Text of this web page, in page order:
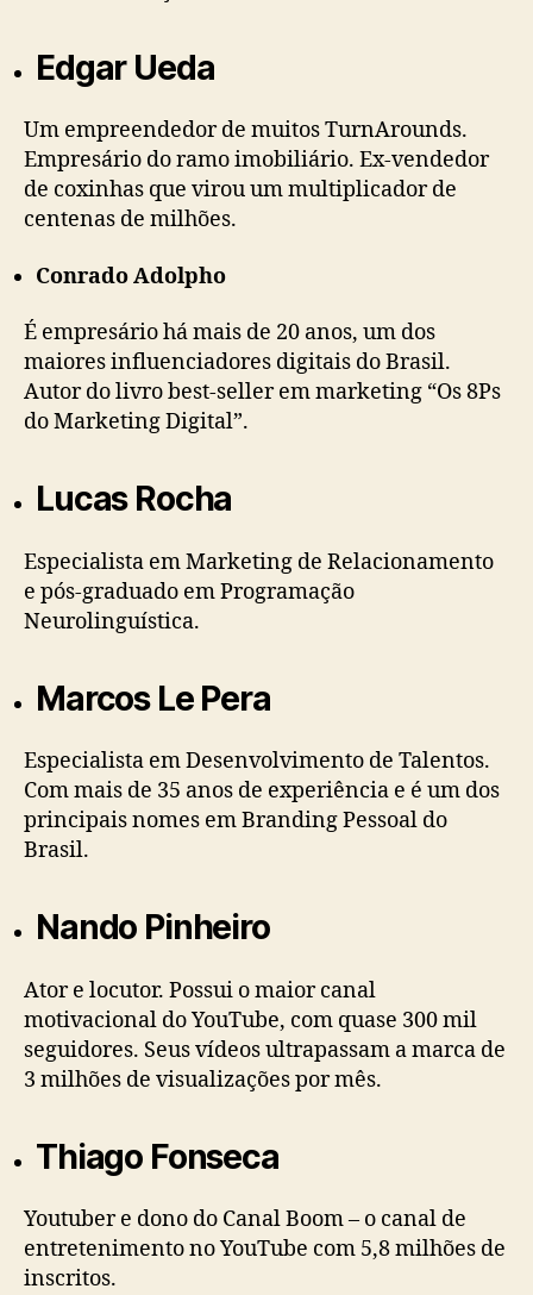
Edgar Ueda
Um empreendedor de muitos TurnArounds.
Empresário do ramo imobiliário. Ex-vendedor
de coxinhas que virou um multiplicador de
centenas de milhões.
Conrado Adolpho
É empresário há mais de 20 anos, um dos
maiores influenciadores digitais do Brasil.
Autor do livro best-seller em marketing “Os 8Ps
do Marketing Digital”.
Lucas Rocha
Especialista em Marketing de Relacionamento
e pós-graduado em Programação
Neurolinguística.
Marcos Le Pera
Especialista em Desenvolvimento de Talentos.
Com mais de 35 anos de experiência e é um dos
principais nomes em Branding Pessoal do
Brasil.
Nando Pinheiro
Ator e locutor. Possui o maior canal
motivacional do YouTube, com quase 300 mil
seguidores. Seus vídeos ultrapassam a marca de
3 milhões de visualizações por mês.
Thiago Fonseca
Youtuber e dono do Canal Boom – o canal de
entretenimento no YouTube com 5,8 milhões de
inscritos.